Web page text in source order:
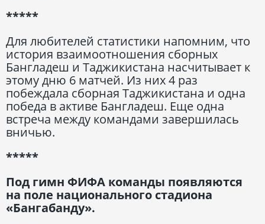
*****
Для любителей статистики напомним, что
история взаимоотношения сборных
Бангладеш и Таджикистана насчитывает к
этому дню 6 матчей. Из них 4 раз
побеждала сборная Таджикистана и одна
победа в активе Бангладеш. Еще одна
встреча между командами завершилась
вничью.
*****
Под гимн ФИФА команды появляются
на поле национального стадиона
«Бангабанду».